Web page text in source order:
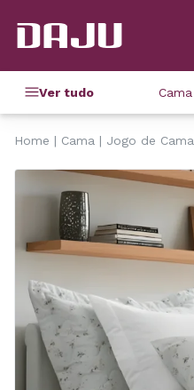
Ver tudo Cama
Home Cama Jogo de Cama